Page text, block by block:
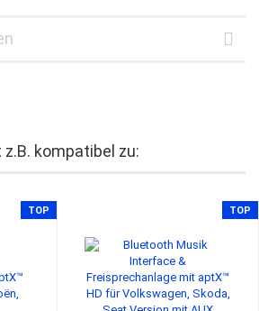
kompatibel zu:
TOP TOP